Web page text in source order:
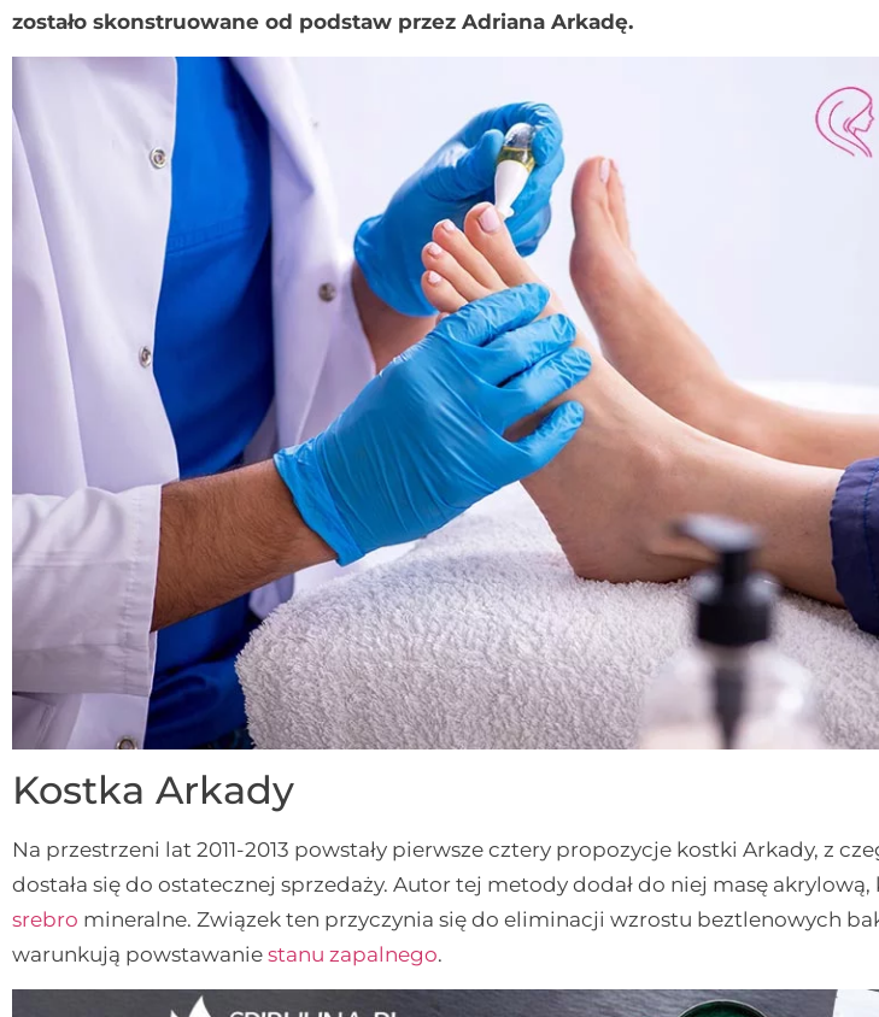
zostało skonstruowane od podstaw przez Adriana Arkadę.
Kostka Arkady
Na przestrzeni lat 2011-2013 powstały pierwsze cztery propozycje kostki Arkady, z
dostała się do ostatecznej sprzedaży. Autor tej metody dodał do niej masę akrylową,
srebro mineralne. Związek ten przyczynia się do eliminacji wzrostu beztlenowych
warunkują powstawanie stanu zapalnego.